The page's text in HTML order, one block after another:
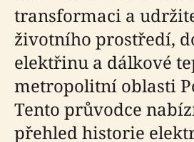
transformaci a
životního prostředí,
elektřinu a dálkové
metropolitní oblasti
Tento průvodce
přehled historie